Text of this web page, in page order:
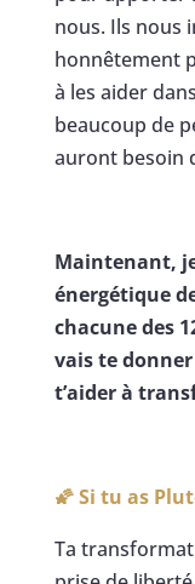
nous. Ils nous
honnêtement
à les aider
beaucoup de
auront besoin
Maintenant,
énergétique
chacune des
vais te
t’aider à
🌠 Si tu as
Ta